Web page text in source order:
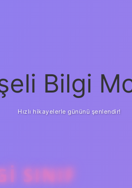
Bilgi
Hızlı hikayelerle gününü şenlendir!
SINIF